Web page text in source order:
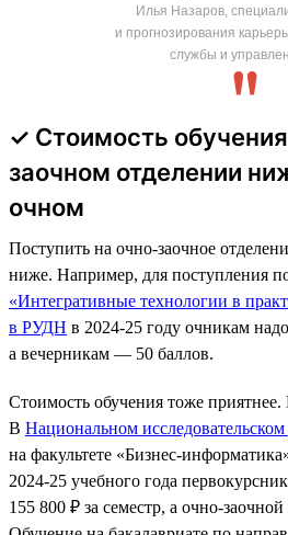
Илья Назаров,
и прогнозирования
службы и
✓ Стоимость
заочном отделении
очном
Поступить на очно-заочное
ниже. Например, для поступления
«Интегративные технологии в
в РУДН в 2024-25 году очникам
а вечерникам — 50 баллов.
Стоимость обучения тоже
В Национальном
на факультете «Бизнес-
2024-25 учебного года
155 800 ₽ за семестр, а очно-